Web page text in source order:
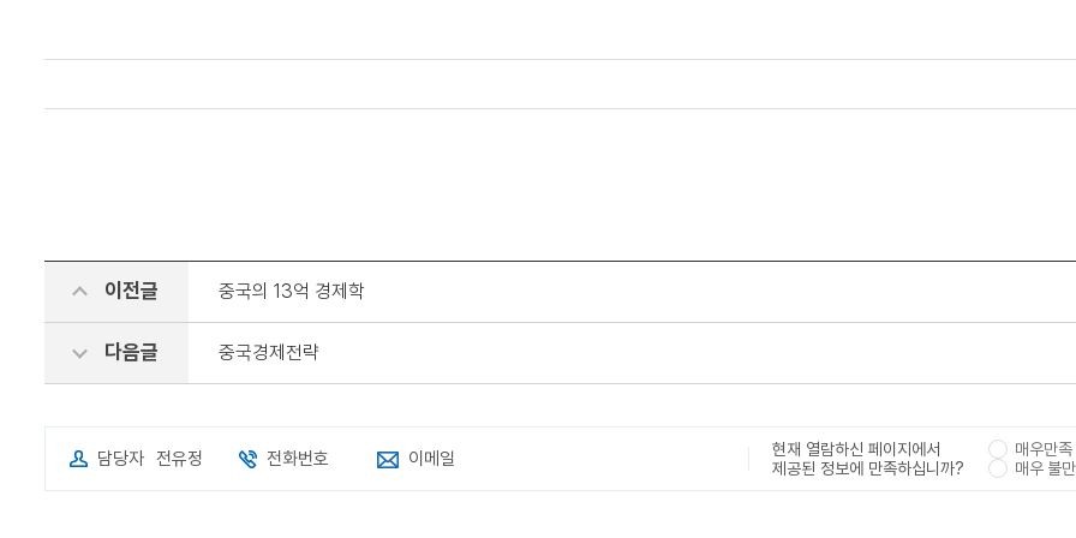
이전글 중국의 13억 경제학
다음글 중국경제전략
담당자 전유정 전화번호 이메일
현재 열람하신 페이지에서
제공된 정보에 만족하십니까?
매우만족
매우 불